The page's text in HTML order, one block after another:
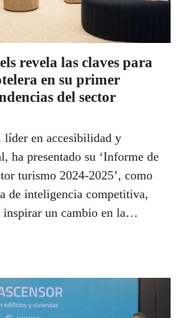
revela las claves para
en su primer
del sector
en accesibilidad y
ha presentado su ‘Informe de
turismo 2024-2025’, como
de inteligencia competitiva,
un cambio en la